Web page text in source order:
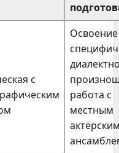
с
Освоение
работа с
местным